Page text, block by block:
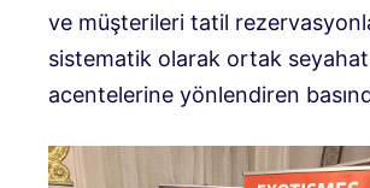
ve müşterileri tatil
sistematik olarak ortak seyahat
acentelerine yönlendiren